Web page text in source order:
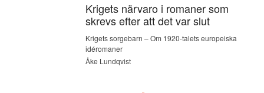
Krigets närvaro i romaner som
skrevs efter att det var slut
Krigets sorgebarn – Om 1920-talets europeiska
idéromaner
Åke Lundqvist